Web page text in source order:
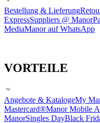
Bestellung & Lieferung
ExpressSuppliers @ Manor
MediaManor auf WhatsApp
VORTEILE
Angebote & KatalogeMy
Mastercard®Manor Mobile
ManorSingles DayBlack